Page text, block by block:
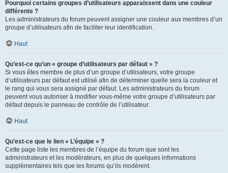
Pourquoi certains groupes d’utilisateurs apparaissent dans une couleur
différente ?
Les administrateurs du forum peuvent assigner une couleur aux membres d’un
groupe d’utilisateurs afin de faciliter leur identification.
Haut
Qu’est-ce qu’un « groupe d’utilisateurs par défaut » ?
Si vous êtes membre de plus d’un groupe d’utilisateurs, votre groupe
d’utilisateurs par défaut est utilisé afin de déterminer quelle sera la couleur et
le rang qui vous sera assigné par défaut. Les administrateurs du forum
peuvent vous autoriser à modifier vous-même votre groupe d’utilisateurs par
défaut depuis le panneau de contrôle de l’utilisateur.
Haut
Qu’est-ce que le lien « L’équipe » ?
Cette page liste les membres de l’équipe du forum que sont les
administrateurs et les modérateurs, en plus de quelques informations
supplémentaires tels que les forums qu’ils modèrent.